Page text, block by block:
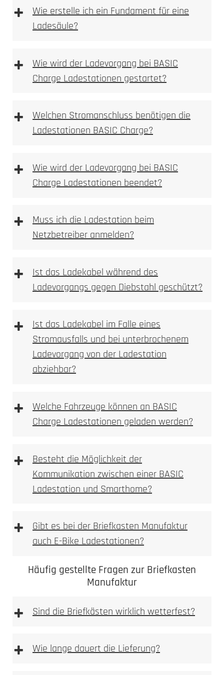
+
Wie erstelle ich ein Fundament für eine
Ladesäule?
Fundament Bewehrungsplan
+
Wie wird der Ladevorgang bei BASIC
Charge Ladestationen gestartet?
+
Welchen Stromanschluss benötigen die
Ladestationen BASIC Charge?
+
Wie wird der Ladevorgang bei BASIC
Charge Ladestationen beendet?
+
Muss ich die Ladestation beim
Netzbetreiber anmelden?
+
Ist das Ladekabel während des
Ladevorgangs gegen Diebstahl geschützt?
+
Ist das Ladekabel im Falle eines
Stromausfalls und bei unterbrochenem
Ladevorgang von der Ladestation
abziehbar?
+
Welche Fahrzeuge können an BASIC
Charge Ladestationen geladen werden?
+
Besteht die Möglichkeit der
Kommunikation zwischen einer BASIC
Ladestation und Smarthome?
+
Gibt es bei der Briefkasten Manufaktur
auch E-Bike Ladestationen?
Häufig gestellte Fragen zur Briefkasten
Manufaktur
+ Sind die Briefkästen wirklich wetterfest?
+ Wie lange dauert die Lieferung?